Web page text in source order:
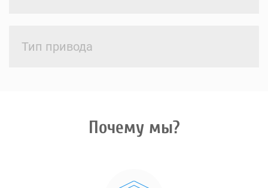
Тип привода
Почему мы?